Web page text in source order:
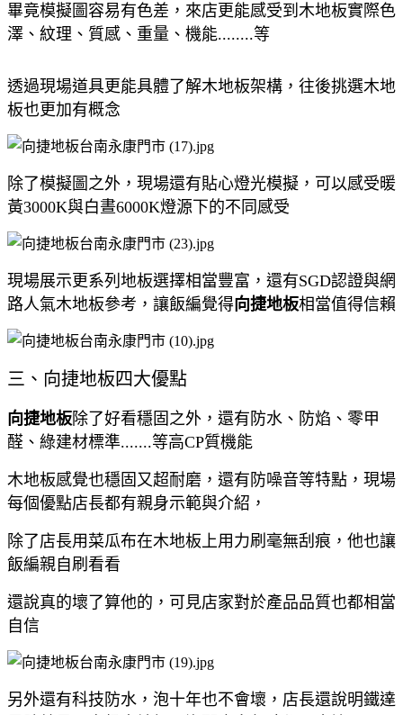
畢竟模擬圖容易有色差，來店更能感受到木地板實際色
澤、紋理、質感、重量、機能........等
透過現場道具更能具體了解木地板架構，往後挑選木地
板也更加有概念
除了模擬圖之外，現場還有貼心燈光模擬，可以感受暖
黃3000K與白晝6000K燈源下的不同感受
現場展示更系列地板選擇相當豐富，還有SGD認證與網
路人氣木地板參考，讓飯編覺得向捷地板相當值得信賴
三、向捷地板四大優點
向捷地板除了好看穩固之外，還有防水、防焰、零甲
醛、綠建材標準.......等高CP質機能
木地板感覺也穩固又超耐磨，還有防噪音等特點，現場
每個優點店長都有親身示範與介紹，
除了店長用菜瓜布在木地板上用力刷毫無刮痕，他也讓
飯編親自刷看看
還說真的壞了算他的，可見店家對於產品品質也都相當
自信
另外還有科技防水，泡十年也不會壞，店長還說明鐵達